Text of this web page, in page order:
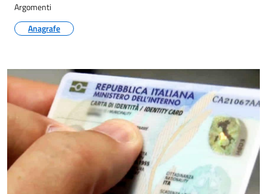
Argomenti
Anagrafe